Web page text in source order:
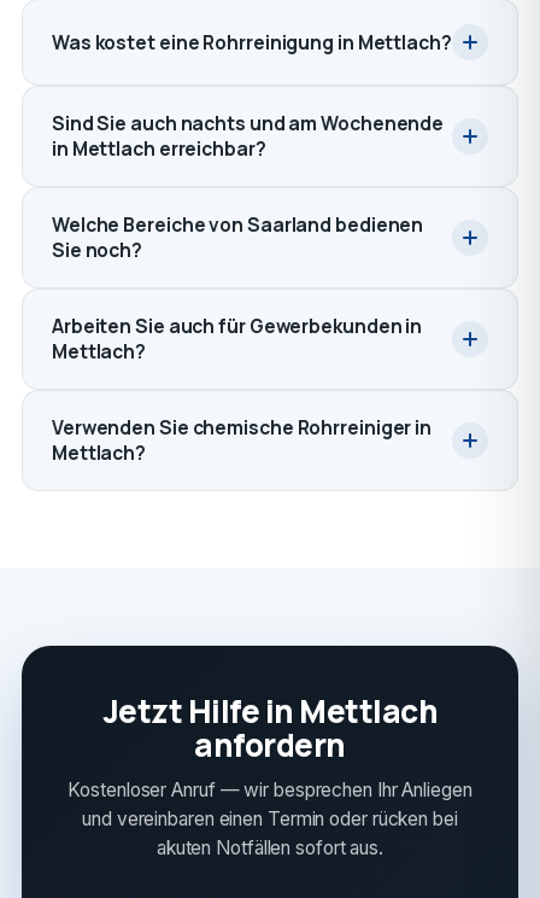
Was kostet eine Rohrreinigung in Mettlach?
Sind Sie auch nachts und am Wochenende
in Mettlach erreichbar?
Welche Bereiche von Saarland bedienen
Sie noch?
Arbeiten Sie auch für Gewerbekunden in
Mettlach?
Verwenden Sie chemische Rohrreiniger in
Mettlach?
Jetzt Hilfe in Mettlach
anfordern
Kostenloser Anruf — wir besprechen Ihr Anliegen
und vereinbaren einen Termin oder rücken bei
akuten Notfällen sofort aus.